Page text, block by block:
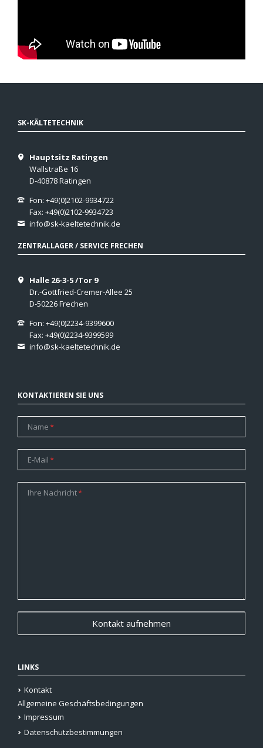
SK-KÄLTETECHNIK
Hauptsitz Ratingen
Wallstraße 16
D-40878 Ratingen
Fon: +49(0)2102-9934722
Fax: +49(0)2102-9934723
info@sk-kaeltetechnik.de
ZENTRALLAGER / SERVICE FRECHEN
Halle 26-3-5 /Tor 9
Dr.-Gottfried-Cremer-Allee 25
D-50226 Frechen
Fon: +49(0)2234-9399600
Fax: +49(0)2234-9399599
info@sk-kaeltetechnik.de
KONTAKTIEREN SIE UNS
Pflichtfeld
Name*
Pflichtfeld
E-Mail*
Pflichtfeld
Ihre Nachricht*
LINKS
Kontakt
Allgemeine Geschäftsbedingungen
Impressum
Datenschutzbestimmungen